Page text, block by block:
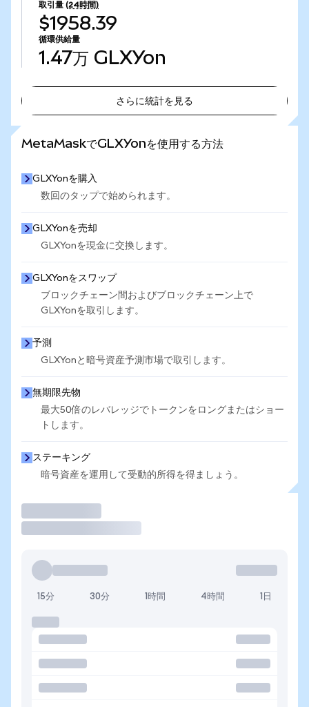
取引量 (24時間)
$1958.39
循環供給量
1.47万 GLXYon
さらに統計を見る
MetaMaskでGLXYonを使用する方法
GLXYonを購入
数回のタップで始められます。
GLXYonを売却
GLXYonを現金に交換します。
GLXYonをスワップ
ブロックチェーン間およびブロックチェーン上で
GLXYonを取引します。
予測
GLXYonと暗号資産予測市場で取引します。
無期限先物
最大50倍のレバレッジでトークンをロングまたはショー
トします。
ステーキング
暗号資産を運用して受動的所得を得ましょう。
15分 30分 1時間 4時間 1日